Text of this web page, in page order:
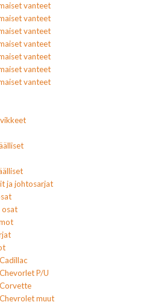
vanteet
vanteet
vanteet
vanteet
vanteet
vanteet
vanteet
ja johtosarjat
osat
Cadillac
Chevorlet P/U
Corvette
Chevrolet muut